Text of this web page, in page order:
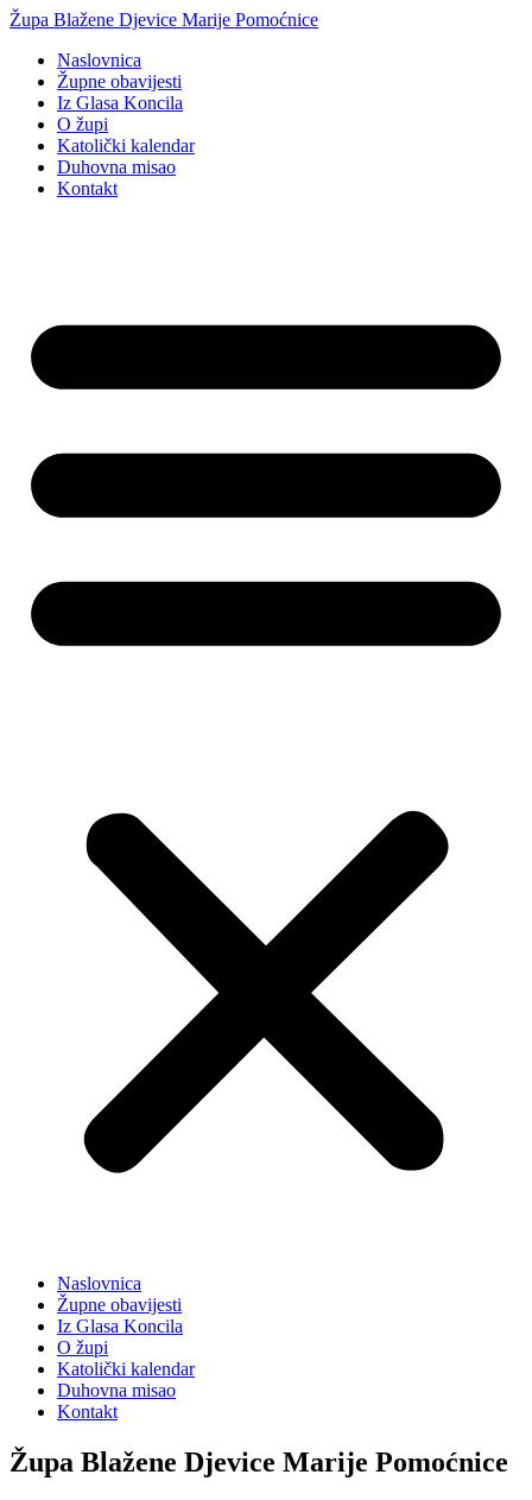
Idi
sadržaj
Župa Blažene Djevice Marije Pomoćnice
Naslovnica
Župne obavijesti
Iz Glasa Koncila
O župi
Katolički kalendar
Duhovna misao
Kontakt
Naslovnica
Župne obavijesti
Iz Glasa Koncila
O župi
Katolički kalendar
Duhovna misao
Kontakt
Župa Blažene Djevice Marije Pomoćnice